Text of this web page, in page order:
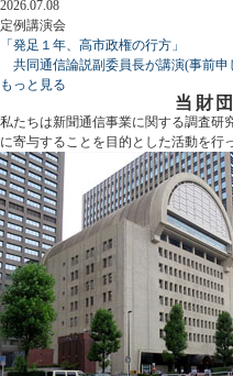
2026.07.08
定例講演会
「発足１年、高市政権の行方」
共同通信論説副委員長が講演(事前申
もっと見る
当財
私たちは新聞通信事業に関する調査研
に寄与することを目的とした活動を行